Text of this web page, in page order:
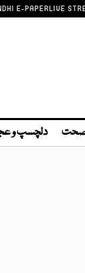
E-PAPERLIVE
دلچسپ و